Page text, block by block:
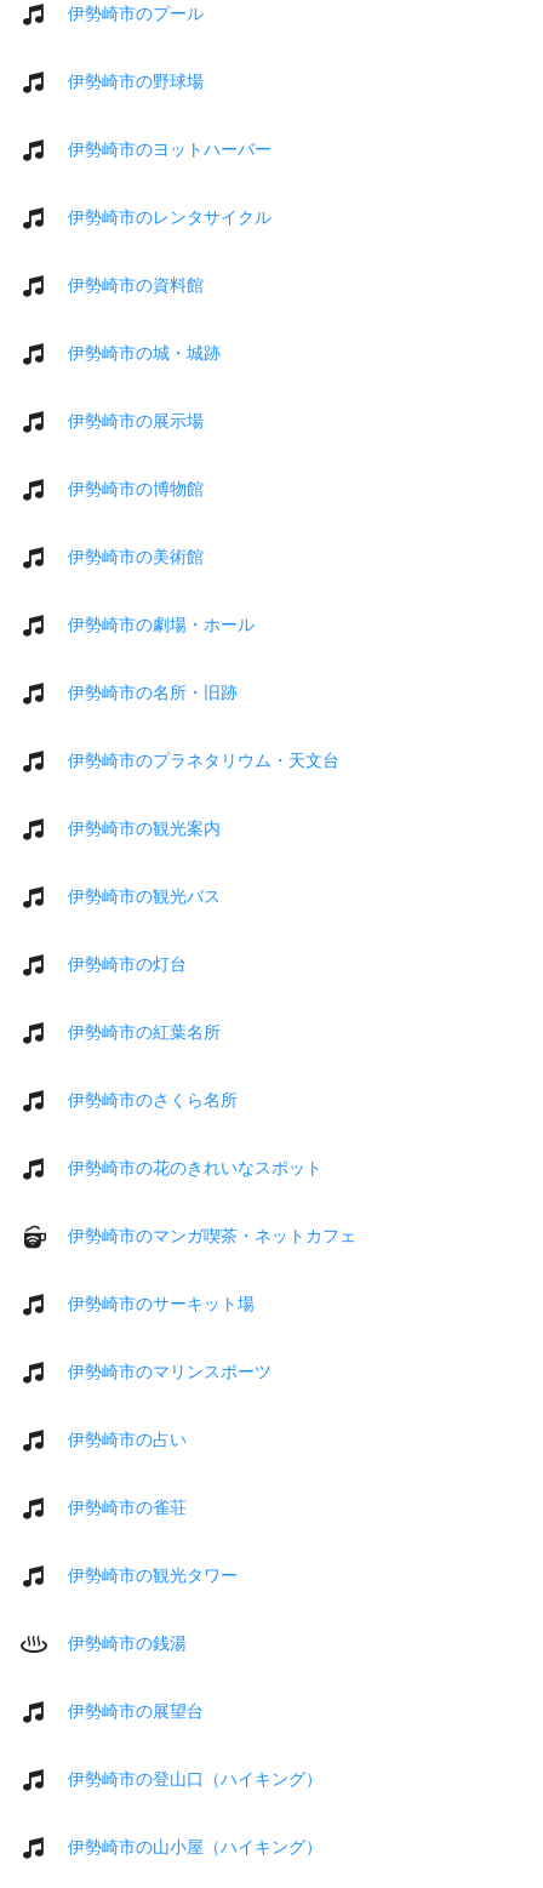
伊勢崎市のプール
伊勢崎市の野球場
伊勢崎市のヨットハーバー
伊勢崎市のレンタサイクル
伊勢崎市の資料館
伊勢崎市の城・城跡
伊勢崎市の展示場
伊勢崎市の博物館
伊勢崎市の美術館
伊勢崎市の劇場・ホール
伊勢崎市の名所・旧跡
伊勢崎市のプラネタリウム・天文台
伊勢崎市の観光案内
伊勢崎市の観光バス
伊勢崎市の灯台
伊勢崎市の紅葉名所
伊勢崎市のさくら名所
伊勢崎市の花のきれいなスポット
伊勢崎市のマンガ喫茶・ネットカフェ
伊勢崎市のサーキット場
伊勢崎市のマリンスポーツ
伊勢崎市の占い
伊勢崎市の雀荘
伊勢崎市の観光タワー
伊勢崎市の銭湯
伊勢崎市の展望台
伊勢崎市の登山口（ハイキング）
伊勢崎市の山小屋（ハイキング）